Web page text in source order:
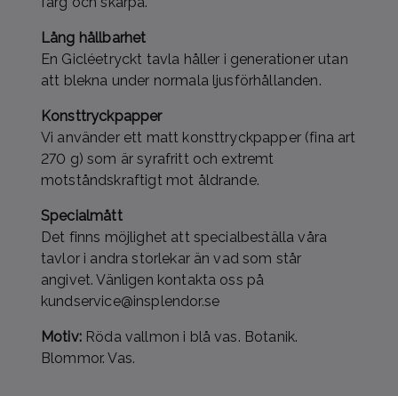
Lång hållbarhet
En Gicléetryckt tavla håller i generationer utan
att blekna under normala ljusförhållanden.
Konsttryckpapper
Vi använder ett matt konsttryckpapper (fina art
270 g) som är syrafritt och extremt
motståndskraftigt mot åldrande.
Specialmått
Det finns möjlighet att specialbeställa våra
tavlor i andra storlekar än vad som står
angivet. Vänligen kontakta oss på
kundservice@insplendor.se
Motiv: Röda vallmon i blå vas. Botanik.
Blommor. Vas.